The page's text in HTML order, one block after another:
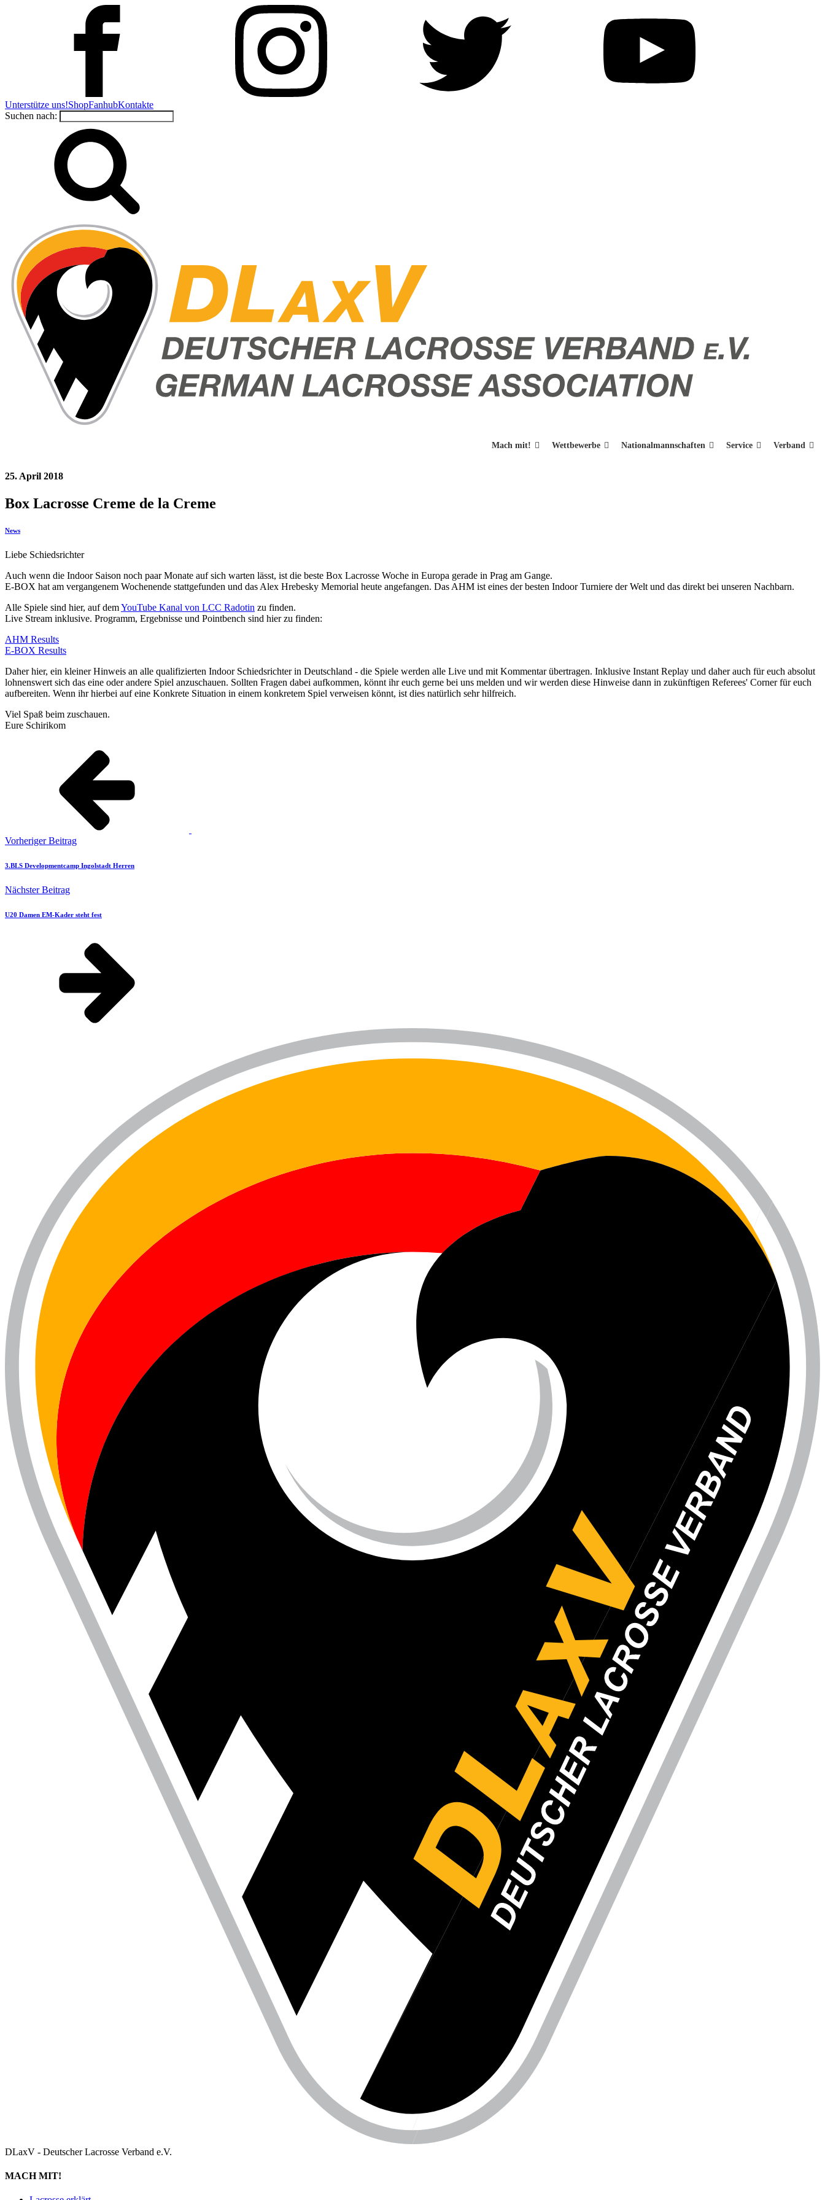
Unterstütze uns!ShopFanhubKontakte
Suchen nach:
Mach mit! Wettbewerbe Nationalmannschaften Service Verband
25. April 2018
Box Lacrosse Creme de la Creme
News
Liebe Schiedsrichter
Auch wenn die Indoor Saison noch paar Monate auf sich warten lässt, ist die beste Box Lacrosse Woche in Europa gerade in Prag am Gange.
E-BOX hat am vergangenem Wochenende stattgefunden und das Alex Hrebesky Memorial heute angefangen. Das AHM ist eines der besten Indoor Turniere der Welt und das direkt bei unseren Nachbarn.
Alle Spiele sind hier, auf demYouTube Kanal von LCC Radotin zu finden.
Live Stream inklusive. Programm, Ergebnisse und Pointbench sind hier zu finden:
AHM Results
E-BOX Results
Daher hier, ein kleiner Hinweis an alle qualifizierten Indoor Schiedsrichter in Deutschland - die Spiele werden alle Live und mit Kommentar übertragen. Inklusive Instant Replay und daher auch für euch absolut
lohnenswert sich das eine oder andere Spiel anzuschauen. Sollten Fragen dabei aufkommen, könnt ihr euch gerne bei uns melden und wir werden diese Hinweise dann in zukünftigen Referees' Corner für euch
aufbereiten. Wenn ihr hierbei auf eine Konkrete Situation in einem konkretem Spiel verweisen könnt, ist dies natürlich sehr hilfreich.
Viel Spaß beim zuschauen.
Eure Schirikom
Vorheriger Beitrag
3.BLS Developmentcamp Ingolstadt Herren
Nächster Beitrag
U20 Damen EM-Kader steht fest
DLaxV - Deutscher Lacrosse Verband e.V.
MACH MIT!